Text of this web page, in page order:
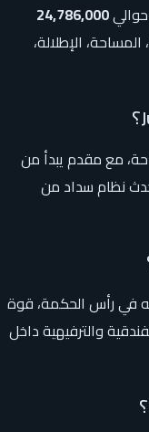
24,786,000
الإطلالة،
نظام سداد من
في رأس الحكمة، قوة
والترفيهية داخل